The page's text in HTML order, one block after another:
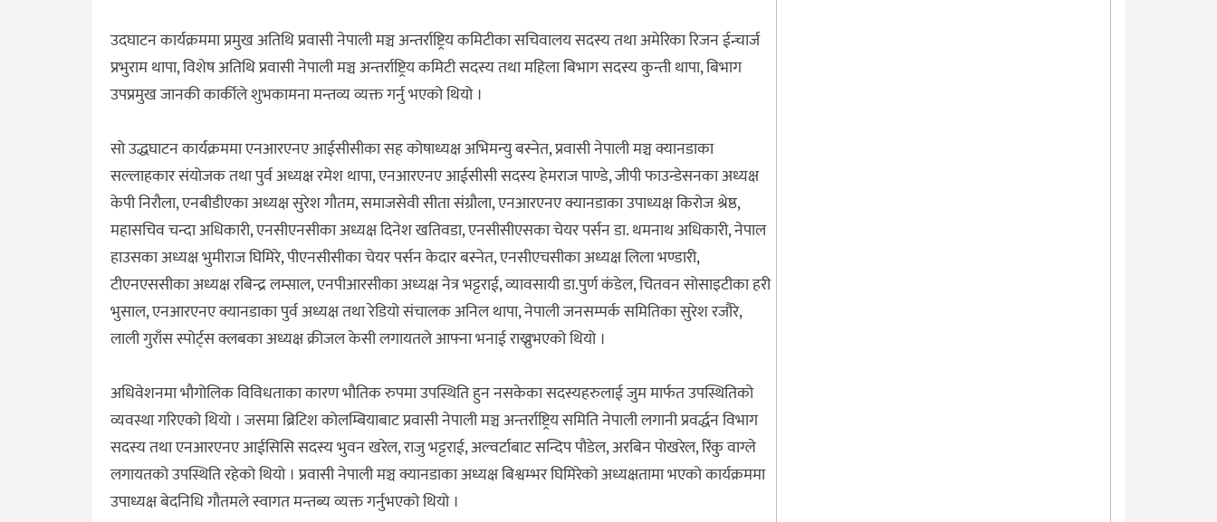
उदघाटन कार्यक्रममा प्रमुख अतिथि प्रवासी नेपाली मञ्च अन्तर्राष्ट्रिय कमिटीका सचिवालय सदस्य तथा अमेरिका रिजन ईन्चार्ज
प्रभुराम थापा, विशेष अतिथि प्रवासी नेपाली मञ्च अन्तर्राष्ट्रिय कमिटी सदस्य तथा महिला बिभाग सदस्य कुन्ती थापा, बिभाग
उपप्रमुख जानकी कार्कीले शुभकामना मन्तव्य व्यक्त गर्नु भएको थियो ।
सो उद्धघाटन कार्यक्रममा एनआरएनए आईसीसीका सह कोषाध्यक्ष अभिमन्यु बस्नेत, प्रवासी नेपाली मञ्च क्यानडाका
सल्लाहकार संयोजक तथा पुर्व अध्यक्ष रमेश थापा, एनआरएनए आईसीसी सदस्य हेमराज पाण्डे, जीपी फाउन्डेसनका अध्यक्ष
केपी निरौला, एनबीडीएका अध्यक्ष सुरेश गौतम, समाजसेवी सीता संग्रौला, एनआरएनए क्यानडाका उपाध्यक्ष किरोज श्रेष्ठ,
महासचिव चन्दा अधिकारी, एनसीएनसीका अध्यक्ष दिनेश खतिवडा, एनसीसीएसका चेयर पर्सन डा. थमनाथ अधिकारी, नेपाल
हाउसका अध्यक्ष भुमीराज घिमिरे, पीएनसीसीका चेयर पर्सन केदार बस्नेत, एनसीएचसीका अध्यक्ष लिला भण्डारी,
टीएनएससीका अध्यक्ष रबिन्द्र लम्साल, एनपीआरसीका अध्यक्ष नेत्र भट्टराई, व्यावसायी डा.पुर्ण कंडेल, चितवन सोसाइटीका हरी
भुसाल, एनआरएनए क्यानडाका पुर्व अध्यक्ष तथा रेडियो संचालक अनिल थापा, नेपाली जनसम्पर्क समितिका सुरेश रजौरे,
लाली गुराँस स्पोर्ट्स क्लबका अध्यक्ष क्रीजल केसी लगायतले आफ्ना भनाई राख्नुभएको थियो ।
अधिवेशनमा भौगोलिक विविधताका कारण भौतिक रुपमा उपस्थिति हुन नसकेका सदस्यहरुलाई जुम मार्फत उपस्थितिको
व्यवस्था गरिएको थियो । जसमा ब्रिटिश कोलम्बियाबाट प्रवासी नेपाली मञ्च अन्तर्राष्ट्रिय समिति नेपाली लगानी प्रवर्द्धन विभाग
सदस्य तथा एनआरएनए आईसिसि सदस्य भुवन खरेल, राजु भट्टराई, अल्वर्टाबाट सन्दिप पौडेल, अरबिन पोखरेल, रिंकु वाग्ले
लगायतको उपस्थिति रहेको थियो । प्रवासी नेपाली मञ्च क्यानडाका अध्यक्ष बिश्वम्भर घिमिरेको अध्यक्षतामा भएको कार्यक्रममा
उपाध्यक्ष बेदनिधि गौतमले स्वागत मन्तब्य व्यक्त गर्नुभएको थियो ।